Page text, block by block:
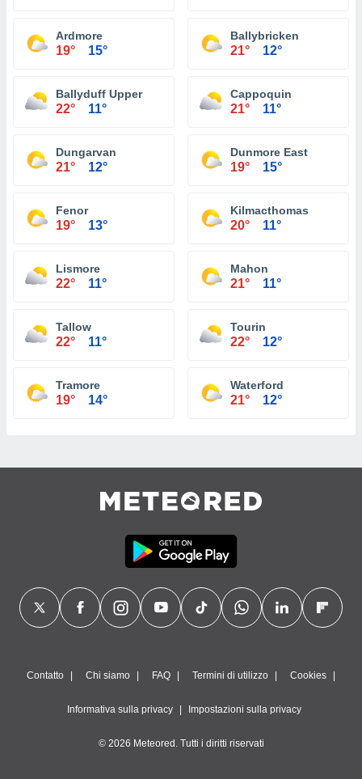
Ardmore
19° 15°
Ballybricken
21° 12°
Ballyduff Upper
22° 11°
Cappoquin
21° 11°
Dungarvan
21° 12°
Dunmore East
19° 15°
Fenor
19° 13°
Kilmacthomas
20° 11°
Lismore
22° 11°
Mahon
21° 11°
Tallow
22° 11°
Tourin
22° 12°
Tramore
19° 14°
Waterford
21° 12°
Contatto Chi siamo FAQ Termini di utilizzo Cookies
Informativa sulla privacy Impostazioni sulla privacy
© 2026 Meteored. Tutti i diritti riservati